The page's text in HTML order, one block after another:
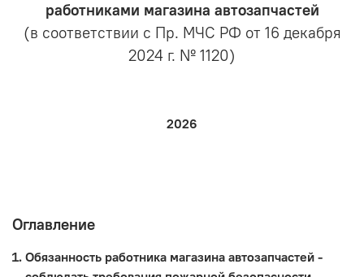
работниками магазина автозапчастей
(в соответствии с Пр. МЧС РФ от 16 декабря
2024 г. № 1120)
2026
Оглавление
Обязанность работника магазина автозапчастей -